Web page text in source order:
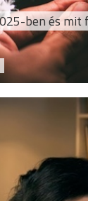
ben és mit